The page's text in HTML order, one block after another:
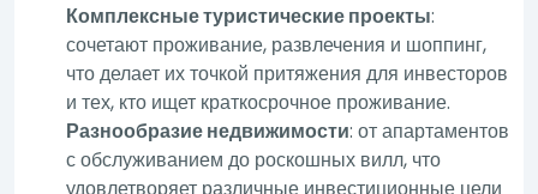
Комплексные туристические проекты:
сочетают проживание, развлечения и шоппинг,
что делает их точкой притяжения для инвесторов
и тех, кто ищет краткосрочное проживание.
Разнообразие недвижимости: от апартаментов
с обслуживанием до роскошных вилл, что
удовлетворяет различные инвестиционные цели